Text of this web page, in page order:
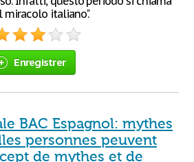
italiano".
Enregistrer
BAC Espagnol: mythes
personnes peuvent
de mythes et de